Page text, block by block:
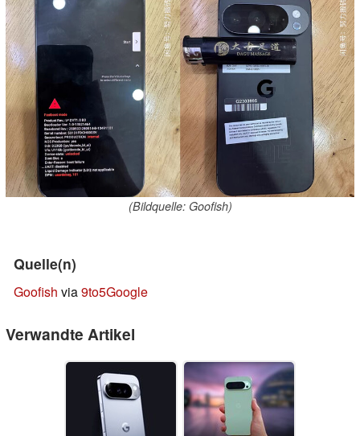
(Bildquelle: Goofish)
Quelle(n)
Goofish via9to5Google
Verwandte Artikel